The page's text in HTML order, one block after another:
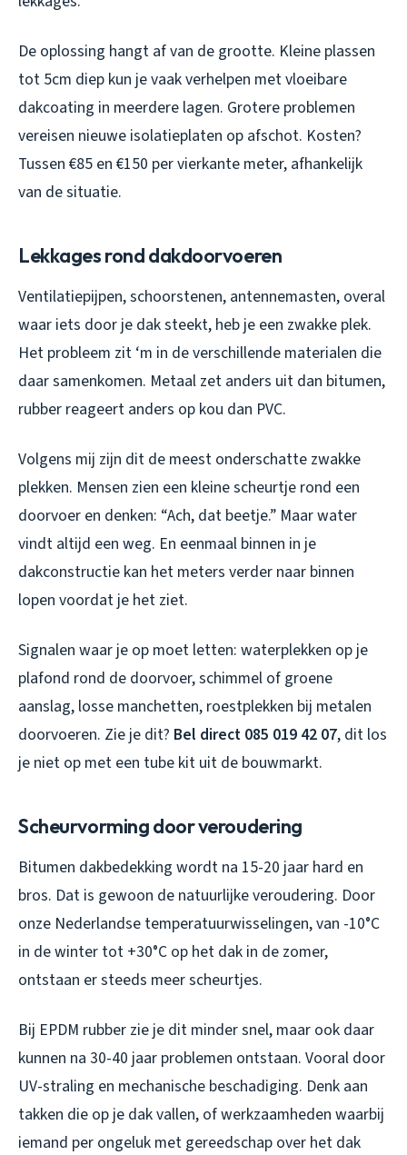
De oplossing hangt af van de grootte. Kleine plassen
tot 5cm diep kun je vaak verhelpen met vloeibare
dakcoating in meerdere lagen. Grotere problemen
vereisen nieuwe isolatieplaten op afschot. Kosten?
Tussen €85 en €150 per vierkante meter, afhankelijk
van de situatie.
Lekkages rond dakdoorvoeren
Ventilatiepijpen, schoorstenen, antennemasten, overal
waar iets door je dak steekt, heb je een zwakke plek.
Het probleem zit ‘m in de verschillende materialen die
daar samenkomen. Metaal zet anders uit dan bitumen,
rubber reageert anders op kou dan PVC.
Volgens mij zijn dit de meest onderschatte zwakke
plekken. Mensen zien een kleine scheurtje rond een
doorvoer en denken: “Ach, dat beetje.” Maar water
vindt altijd een weg. En eenmaal binnen in je
dakconstructie kan het meters verder naar binnen
lopen voordat je het ziet.
Signalen waar je op moet letten: waterplekken op je
plafond rond de doorvoer, schimmel of groene
aanslag, losse manchetten, roestplekken bij metalen
doorvoeren. Zie je dit? Bel direct 085 019 42 07, dit los
je niet op met een tube kit uit de bouwmarkt.
Scheurvorming door veroudering
Bitumen dakbedekking wordt na 15-20 jaar hard en
bros. Dat is gewoon de natuurlijke veroudering. Door
onze Nederlandse temperatuurwisselingen, van -10°C
in de winter tot +30°C op het dak in de zomer,
ontstaan er steeds meer scheurtjes.
Bij EPDM rubber zie je dit minder snel, maar ook daar
kunnen na 30-40 jaar problemen ontstaan. Vooral door
UV-straling en mechanische beschadiging. Denk aan
takken die op je dak vallen, of werkzaamheden waarbij
iemand per ongeluk met gereedschap over het dak